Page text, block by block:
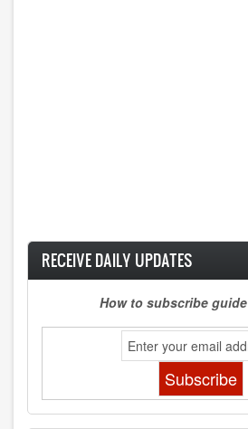
RECEIVE DAILY UPDATES
How to subscribe guide